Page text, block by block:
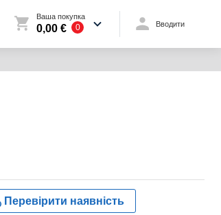
Ваша покупка
0,00 € 0 Вводити
Перевірити наявність